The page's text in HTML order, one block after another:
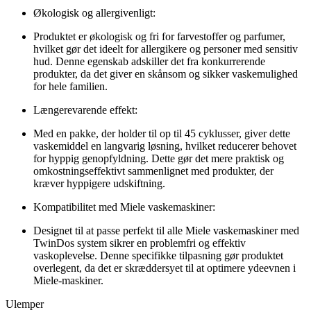
Økologisk og allergivenligt:
Produktet er økologisk og fri for farvestoffer og parfumer,
hvilket gør det ideelt for allergikere og personer med sensitiv
hud. Denne egenskab adskiller det fra konkurrerende
produkter, da det giver en skånsom og sikker vaskemulighed
for hele familien.
Længerevarende effekt:
Med en pakke, der holder til op til 45 cyklusser, giver dette
vaskemiddel en langvarig løsning, hvilket reducerer behovet
for hyppig genopfyldning. Dette gør det mere praktisk og
omkostningseffektivt sammenlignet med produkter, der
kræver hyppigere udskiftning.
Kompatibilitet med Miele vaskemaskiner:
Designet til at passe perfekt til alle Miele vaskemaskiner med
TwinDos system sikrer en problemfri og effektiv
vaskoplevelse. Denne specifikke tilpasning gør produktet
overlegent, da det er skræddersyet til at optimere ydeevnen i
Miele-maskiner.
Ulemper